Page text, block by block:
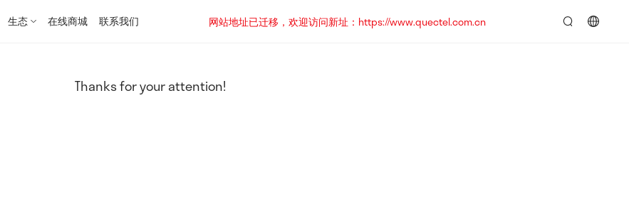
生态 在线商城 联系我们
网站地址已迁移，欢迎访问新址：https://www.quectel.com.cn
Thanks for your attention!